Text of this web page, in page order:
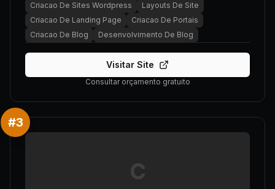
Criacao De Sites Wordpress
Layouts De Site
Criacao De Landing Page
Criacao De Portais
Criacao De Blog
Desenvolvimento De Blog
Visitar Site
Consultar orçamento gratuito
#3
C